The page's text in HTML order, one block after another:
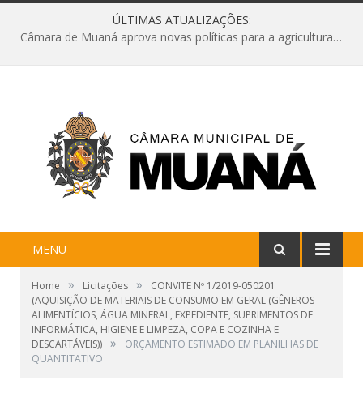
ÚLTIMAS ATUALIZAÇÕES:
Câmara de Muaná aprova novas políticas para a agricultura e solicita reforma da Ponte do Reduto
MENU
Home » Licitações »
CONVITE Nº 1/2019-050201
(AQUISIÇÃO DE MATERIAIS DE CONSUMO EM GERAL (GÊNEROS
ALIMENTÍCIOS, ÁGUA MINERAL, EXPEDIENTE, SUPRIMENTOS DE
INFORMÁTICA, HIGIENE E LIMPEZA, COPA E COZINHA E
DESCARTÁVEIS)) »
ORÇAMENTO ESTIMADO EM PLANILHAS DE
QUANTITATIVO